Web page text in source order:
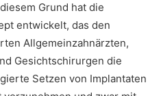
Grund hat die
entwickelt, das den
Allgemeinzahnärzten,
Gesichtschirurgen die
Setzen von Implantaten